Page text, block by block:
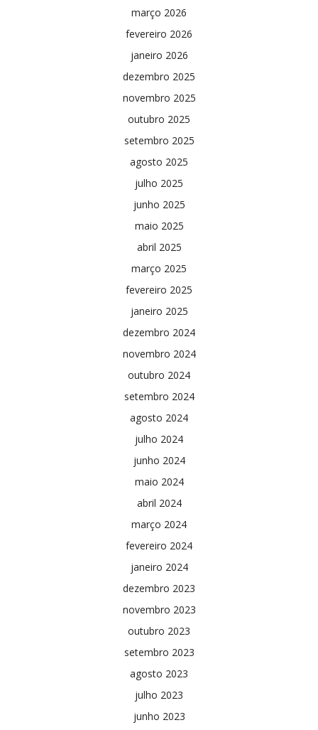
março 2026
fevereiro 2026
janeiro 2026
dezembro 2025
novembro 2025
outubro 2025
setembro 2025
agosto 2025
julho 2025
junho 2025
maio 2025
abril 2025
março 2025
fevereiro 2025
janeiro 2025
dezembro 2024
novembro 2024
outubro 2024
setembro 2024
agosto 2024
julho 2024
junho 2024
maio 2024
abril 2024
março 2024
fevereiro 2024
janeiro 2024
dezembro 2023
novembro 2023
outubro 2023
setembro 2023
agosto 2023
julho 2023
junho 2023